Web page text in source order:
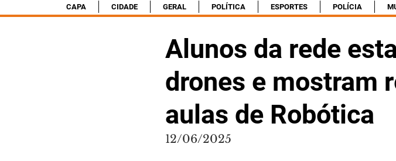
CAPA CIDADE GERAL POLÍTICA ESPORTES POLÍCIA
Alunos da rede
drones e mostram
aulas de Robótica
12/06/2025